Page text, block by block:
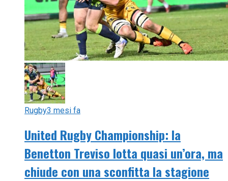
Rugby3 mesi fa
United Rugby Championship: la
Benetton Treviso lotta quasi un’ora, ma
chiude con una sconfitta la stagione